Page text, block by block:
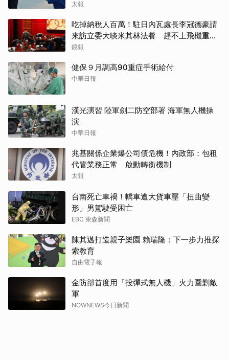
太報
吃掉納稅人百萬！駐日內瓦處長李冠德豪請
來訪立委大啖米其林法餐 趕不上飛機重買
商務艙全民買單
鏡報
健保９月調高90重症手術給付
中華日報
漢光演習 陸軍劍二防空部署 海軍無人機操
演
中華日報
兆基關係企業爆公司債危機！內政部：包租
代管業務正常 啟動轉銜機制
太報
台南死亡車禍！轎車遭大貨車壓「扭曲變
形」男駕駛受困亡
EBC 東森新聞
陳其邁打造親子樂園 賴瑞隆：下一步力推探
索教育
自由電子報
金防部首度用「投彈式無人機」火力圍剿敵
軍
NOWNEWS今日新聞